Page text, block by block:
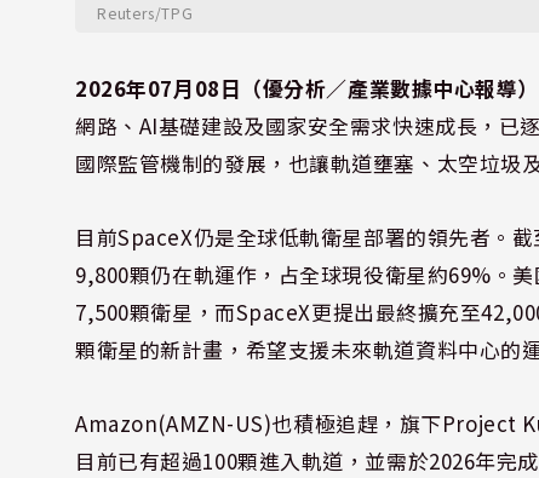
Reuters/TPG
2026年07月08日（優分析／產業數據中心報導）
網路、AI基礎建設及國家安全需求快速成長，已
國際監管機制的發展，也讓軌道壅塞、太空垃圾
目前SpaceX仍是全球低軌衛星部署的領先者。
9,800顆仍在軌運作，占全球現役衛星約69%。
7,500顆衛星，而SpaceX更提出最終擴充至
顆衛星的新計畫，希望支援未來軌道資料中心的
Amazon(AMZN-US)也積極追趕，旗下Project
目前已有超過100顆進入軌道，並需於2026年完